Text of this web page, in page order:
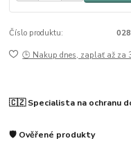
Číslo produktu:
🕒 Nakup dnes, zaplať až za
🇨🇿 Specialista na ochranu
🛡️ Ověřené produkty